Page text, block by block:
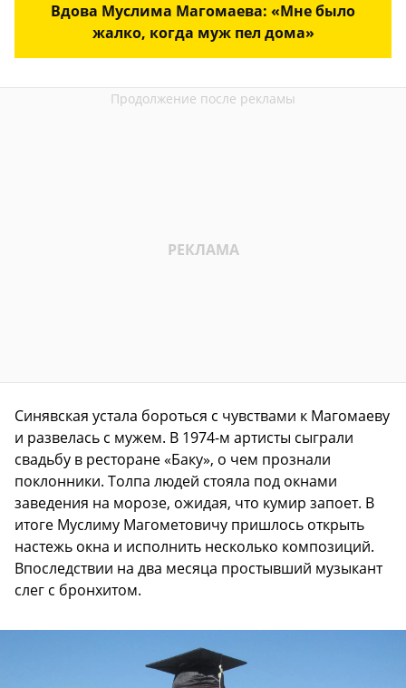
Вдова Муслима Магомаева: «Мне было
жалко, когда муж пел дома»
Синявская устала бороться с чувствами к Магомаеву
и развелась с мужем. В 1974-м артисты сыграли
свадьбу в ресторане «Баку», о чем прознали
поклонники. Толпа людей стояла под окнами
заведения на морозе, ожидая, что кумир запоет. В
итоге Муслиму Магометовичу пришлось открыть
настежь окна и исполнить несколько композиций.
Впоследствии на два месяца простывший музыкант
слег с бронхитом.